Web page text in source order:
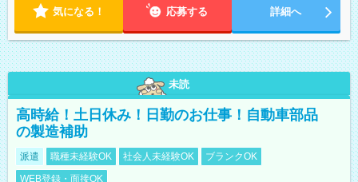
気になる！ 応募する 詳細へ
未読
高時給！土日休み！日勤のお仕事！自動車部品
の製造補助
派遣 職種未経験OK 社会人未経験OK
ブランクOK
WEB登録・面接OK